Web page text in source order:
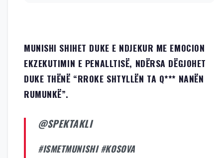
MUNISHI SHIHET DUKE E NDJEKUR ME EMOCION
EKZEKUTIMIN E PENALLTISË, NDËRSA DËGJOHET
DUKE THËNË “RROKE SHTYLLËN TA Q*** NANËN
RUMUNKË”.
@SPEKTAKLI
#ISMETMUNISHI #KOSOVA